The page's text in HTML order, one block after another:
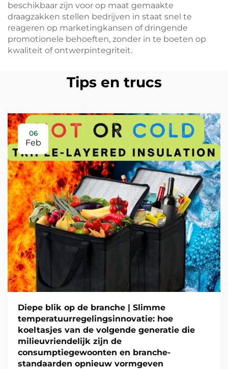
beschikbaar zijn voor op maat gemaakte
draagzakken stellen bedrijven in staat snel te
reageren op marketingkansen of dringende
promotionele behoeften, zonder in te boeten op
kwaliteit of ontwerpintegriteit.
Tips en trucs
06
Feb
Diepe blik op de branche | Slimme
temperatuurregelingsinnovatie: hoe
koeltasjes van de volgende generatie die
milieuvriendelijk zijn de
consumptiegewoonten en branche-
standaarden opnieuw vormgeven